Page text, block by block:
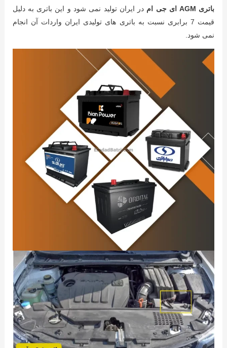
باتری AGM ای جی ام
در ایران تولید نمی شود و این باتری به دلیل
قیمت 7 برابری نسبت به باتری های تولیدی ایران واردات آن انجام
نمی شود.